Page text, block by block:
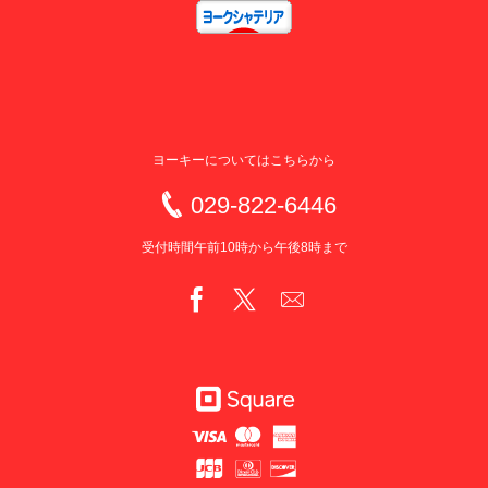
ヨーキーについてはこちらから
029-822-6446
受付時間午前10時から午後8時まで